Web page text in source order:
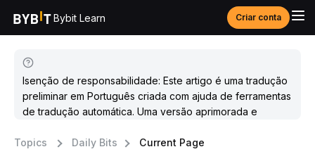
Bybit Learn Criar conta
Isenção de responsabilidade: Este artigo é uma tradução
preliminar em Português criada com ajuda de ferramentas
de tradução automática. Uma versão aprimorada e
Topics
Daily Bits Current Page